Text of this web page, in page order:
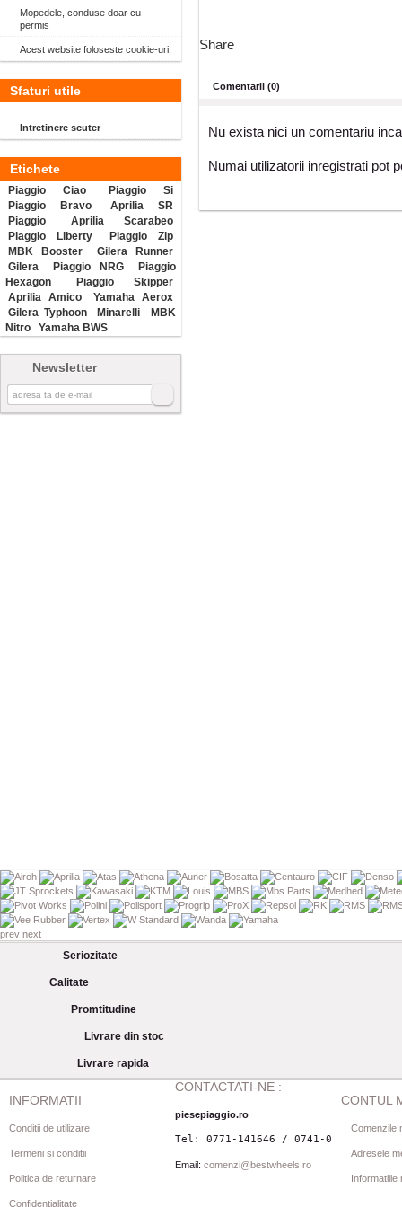
Mopedele, conduse doar cu
permis
Acest website foloseste cookie-uri
Sfaturi utile
Intretinere scuter
Etichete
Piaggio Ciao
Piaggio Si
Piaggio Bravo
Aprilia SR
Piaggio
Aprilia Scarabeo
Piaggio Liberty
Piaggio Zip
MBK Booster
Gilera Runner
Gilera
Piaggio NRG
Piaggio
Hexagon
Piaggio Skipper
Aprilia Amico
Yamaha Aerox
Gilera Typhoon
Minarelli
MBK
Nitro
Yamaha BWS
Newsletter
Share
Comentarii (0)
Nu exista nici un comentariu
Numai utilizatorii inregistrati pot
prev next
Seriozitate
Calitate
Promtitudine
Livrare din stoc
Livrare rapida
INFORMATII
Conditii de utilizare
Termeni si conditii
Politica de returnare
Confidentialitate
CONTACTATI-NE :
piesepiaggio.ro
Tel: 0771-141646 / 0741-080844
Email: comenzi@bestwheels.ro
CONTUL
Comenzile
Adresele
Informatiile